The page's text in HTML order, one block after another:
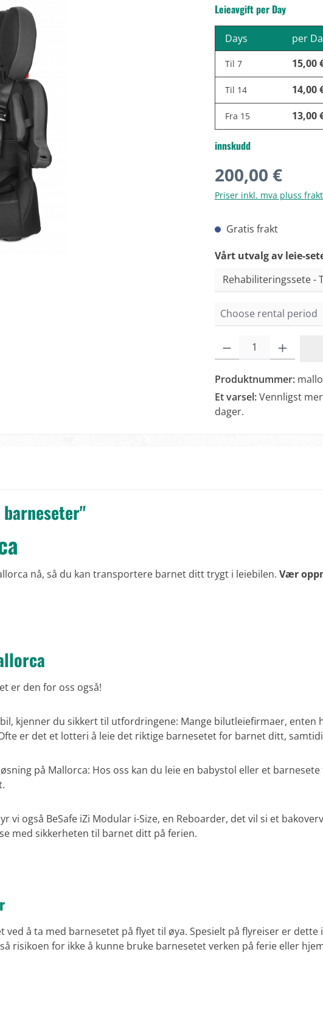
Leieavgift per Day
Days per
Til 7 15,00
Til 14 14,00
Fra 15 13,00
innskudd
Vanlig pris:
200,00 €
Priser inkl. mva pluss
Gratis frakt
Velg
Vårt utvalg av leie-
Produktmengde: Angi
Produktnummer:
Et varsel:Vennligst
dager.
nå, så du kan transportere barnet ditt trygt i leiebilen. Vær
er den for oss også!
kjenner du sikkert til utfordringene: Mange bilutleiefirmaer, enten
er det et lotteri å leie det riktige barnesetet for barnet ditt,
på Mallorca: Hos oss kan du leie en babystol eller et
også BeSafe iZi Modular i-Size, en Reboarder, det vil si et
med sikkerheten til barnet ditt på ferien.
å ta med barnesetet på flyet til øya. Spesielt på flyreiser er
risikoen for ikke å kunne bruke barnesetet verken på ferie eller